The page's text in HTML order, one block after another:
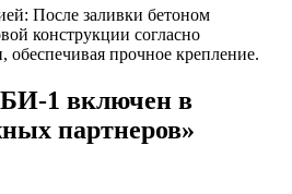
После заливки бетоном
конструкции согласно
обеспечивая прочное крепление.
1 включен в
партнеров»